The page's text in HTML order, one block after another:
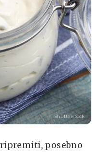
Shutterstock
posebno